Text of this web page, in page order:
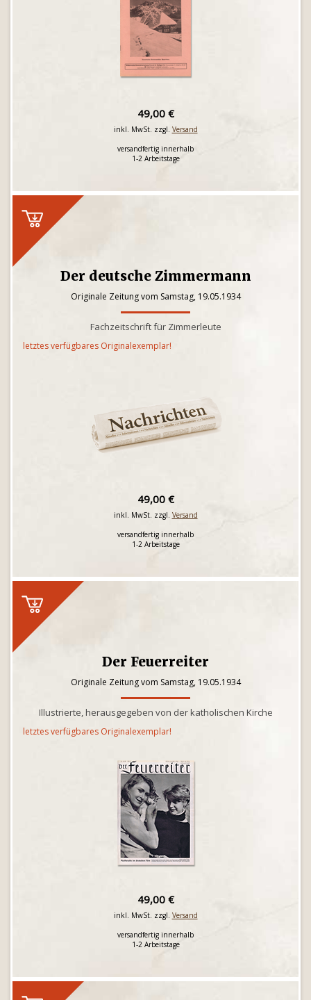
49,00 €
inkl. MwSt. zzgl. Versand
versandfertig innerhalb
1-2 Arbeitstage
Der deutsche Zimmermann
Originale Zeitung vom Samstag, 19.05.1934
Fachzeitschrift für Zimmerleute
letztes verfügbares Originalexemplar!
49,00 €
inkl. MwSt. zzgl. Versand
versandfertig innerhalb
1-2 Arbeitstage
Der Feuerreiter
Originale Zeitung vom Samstag, 19.05.1934
Illustrierte, herausgegeben von der katholischen Kirche
letztes verfügbares Originalexemplar!
49,00 €
inkl. MwSt. zzgl. Versand
versandfertig innerhalb
1-2 Arbeitstage